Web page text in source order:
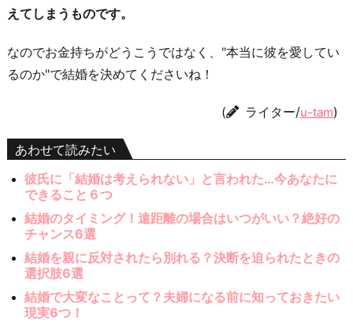
えてしまうものです。
なのでお金持ちがどうこうではなく、"本当に彼を愛してい
るのか"で結婚を決めてくださいね！
( ライター/u-tam)
あわせて読みたい
彼氏に「結婚は考えられない」と言われた…今あなたに
できること６つ
結婚のタイミング！遠距離の場合はいつがいい？絶好の
チャンス6選
結婚を親に反対されたら別れる？決断を迫られたときの
選択肢6選
結婚で大変なことって？夫婦になる前に知っておきたい
現実6つ！